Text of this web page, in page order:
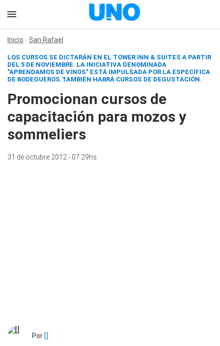
Inicio San Rafael
LOS CURSOS SE DICTARÁN EN EL TOWER INN & SUITES A PARTIR
DEL 5 DE NOVIEMBRE. LA INICIATIVA DENOMINADA
"APRENDAMOS DE VINOS" ESTÁ IMPULSADA POR LA ESPECÍFICA
DE BODEGUEROS.TAMBIÉN HABRÁ CURSOS DE DEGUSTACIÓN.
Promocionan cursos de
capacitación para mozos y
sommeliers
31 de octubre 2012 - 07:29hs
Por []